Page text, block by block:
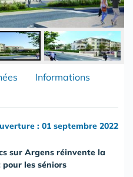
Informations
: 01 septembre 2022
sur Argens réinvente la
les séniors